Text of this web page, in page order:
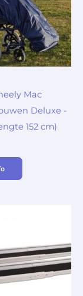
Mac
Deluxe -
152 cm)